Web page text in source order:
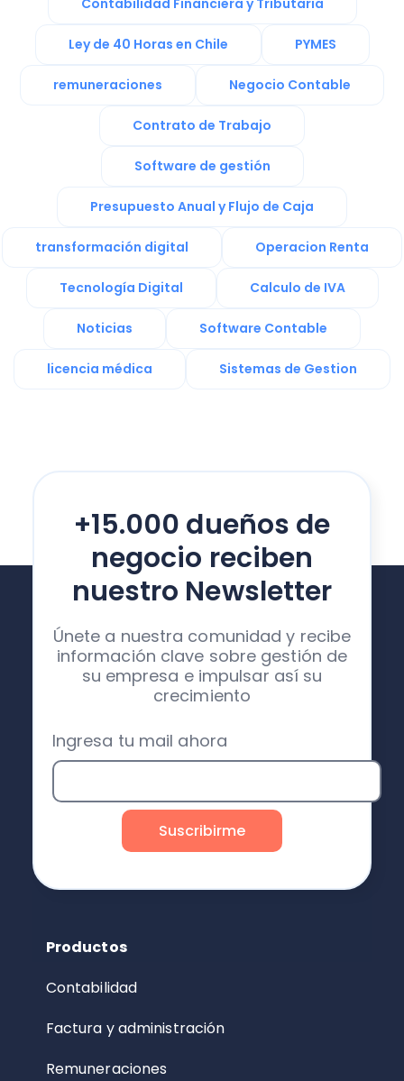
Contabilidad Financiera y Tributaria
Ley de 40 Horas en Chile PYMES
remuneraciones Negocio Contable
Contrato de Trabajo
Software de gestión
Presupuesto Anual y Flujo de Caja
transformación digital Operacion Renta
Tecnología Digital Calculo de IVA
Noticias Software Contable
licencia médica Sistemas de Gestion
+15.000 dueños de
negocio reciben
nuestro Newsletter
Únete a nuestra comunidad y recibe
información clave sobre gestión de
su empresa e impulsar así su
crecimiento
Ingresa tu mail ahora
Productos
Contabilidad
Factura y administración
Remuneraciones